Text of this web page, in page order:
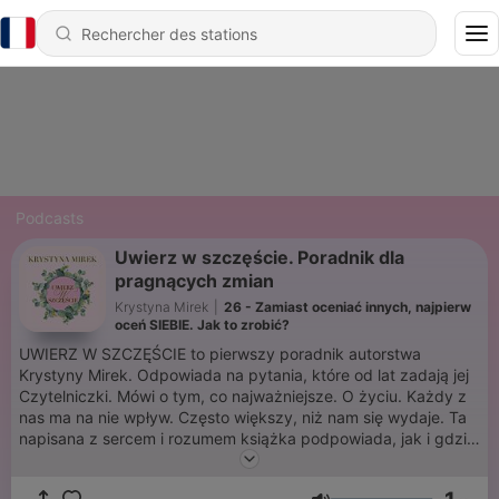
Podcasts
Uwierz w szczęście. Poradnik dla
pragnących zmian
Krystyna Mirek
26 - Zamiast oceniać innych, najpierw
oceń SIEBIE. Jak to zrobić?
UWIERZ W SZCZĘŚCIE to pierwszy poradnik autorstwa
Krystyny Mirek. Odpowiada na pytania, które od lat zadają jej
Czytelniczki. Mówi o tym, co najważniejsze. O życiu. Każdy z
nas ma na nie wpływ. Często większy, niż nam się wydaje. Ta
napisana z sercem i rozumem książka podpowiada, jak i gdzie
szukać zwykłych życiowych mądrości. To nie tyle zbiór